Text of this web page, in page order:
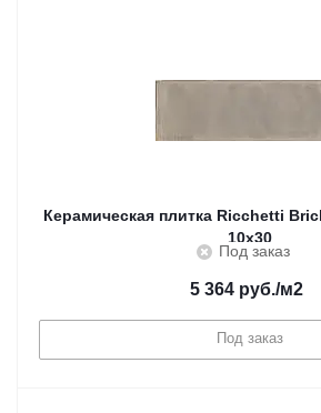
Керамическая плитка Ricchetti
10x30
Под заказ
5 364руб./м2
Под заказ